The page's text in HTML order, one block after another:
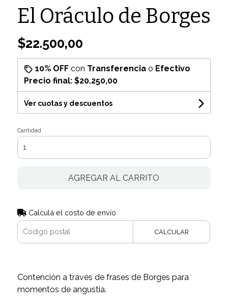
El Oráculo de Borges
$22.500,00
10% OFFcon Transferenciao Efectivo
Precio final: $20.250,00
Ver cuotas y descuentos
Cantidad
AGREGAR AL CARRITO
Calculá el costo de envío
CALCULAR
Contención a través de frases de Borges para
momentos de angustia.